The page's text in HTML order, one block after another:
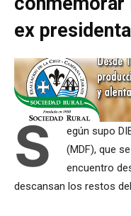
ex
S
egún supo
(MDF), que
encuentro
descansan los restos